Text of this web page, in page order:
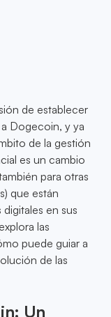
de establecer
Dogecoin, y ya
de la gestión
es un cambio
para otras
que están
en sus
las
puede guiar a
de las
Un